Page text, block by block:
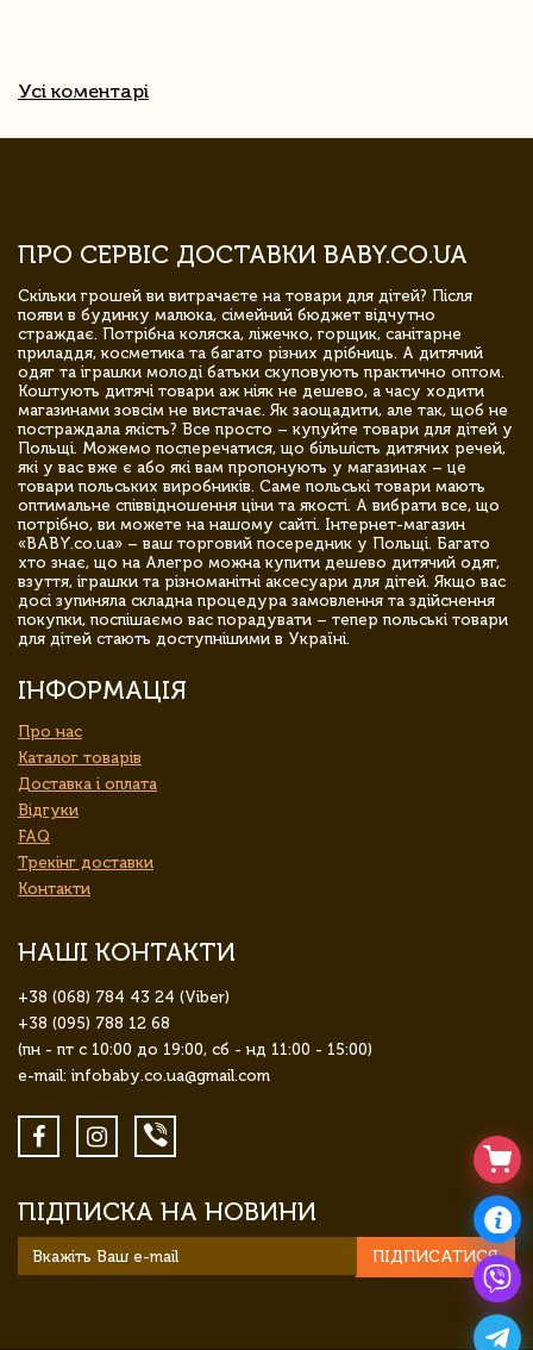
Усі коментарі
ПРО СЕРВІС ДОСТАВКИ BABY.CO.UA
Скільки грошей ви витрачаєте на товари для дітей? Після
появи в будинку малюка, сімейний бюджет відчутно
страждає. Потрібна коляска, ліжечко, горщик, санітарне
приладдя, косметика та багато різних дрібниць. А дитячий
одяг та іграшки молоді батьки скуповують практично оптом.
Коштують дитячі товари аж ніяк не дешево, а часу ходити
магазинами зовсім не вистачає. Як заощадити, але так, щоб не
постраждала якість? Все просто – купуйте товари для дітей у
Польщі. Можемо посперечатися, що більшість дитячих речей,
які у вас вже є або які вам пропонують у магазинах – це
товари польських виробників. Саме польські товари мають
оптимальне співвідношення ціни та якості. А вибрати все, що
потрібно, ви можете на нашому сайті. Інтернет-магазин
«BABY.co.ua» – ваш торговий посередник у Польщі. Багато
хто знає, що на Алегро можна купити дешево дитячий одяг,
взуття, іграшки та різноманітні аксесуари для дітей. Якщо вас
досі зупиняла складна процедура замовлення та здійснення
покупки, поспішаємо вас порадувати – тепер польські товари
для дітей стають доступнішими в Україні.
ІНФОРМАЦІЯ
Про нас
Каталог товарів
Доставка і оплата
Відгуки
FAQ
Трекінг доставки
Контакти
НАШІ КОНТАКТИ
+38 (068) 784 43 24 (Viber)
+38 (095) 788 12 68
(пн - пт с 10:00 до 19:00, сб - нд 11:00 - 15:00)
e-mail: infobaby.co.ua@gmail.com
ПІДПИСКА НА НОВИНИ
ПІДПИСАТИСЯ